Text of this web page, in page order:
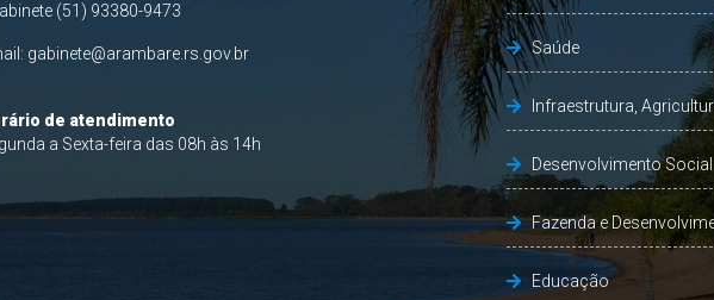
(51) 93380-9473
gabinete@arambare.rs.gov.br
de atendimento
a Sexta-feira das 08h às 14h
Saúde
Infraestrutura,
Desenvolvimento Social
Fazenda e
Educação